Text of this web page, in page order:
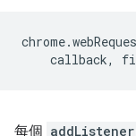
chrome.
callback,
每個